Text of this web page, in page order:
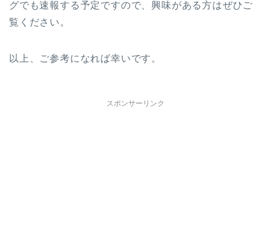
グでも速報する予定ですので、興味がある方はぜひご
覧ください。
以上、ご参考になれば幸いです。
スポンサーリンク